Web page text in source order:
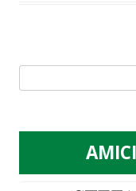
Ricerca
per: